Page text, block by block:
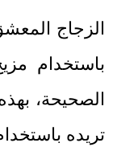
الزجاج
باستخدام
الصحيحة،
تريده